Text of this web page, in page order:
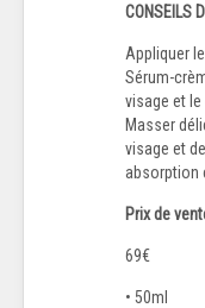
CONSEILS
Appliquer
Sérum-
visage et le
Masser
visage et
absorption
Prix de
69€
• 50ml